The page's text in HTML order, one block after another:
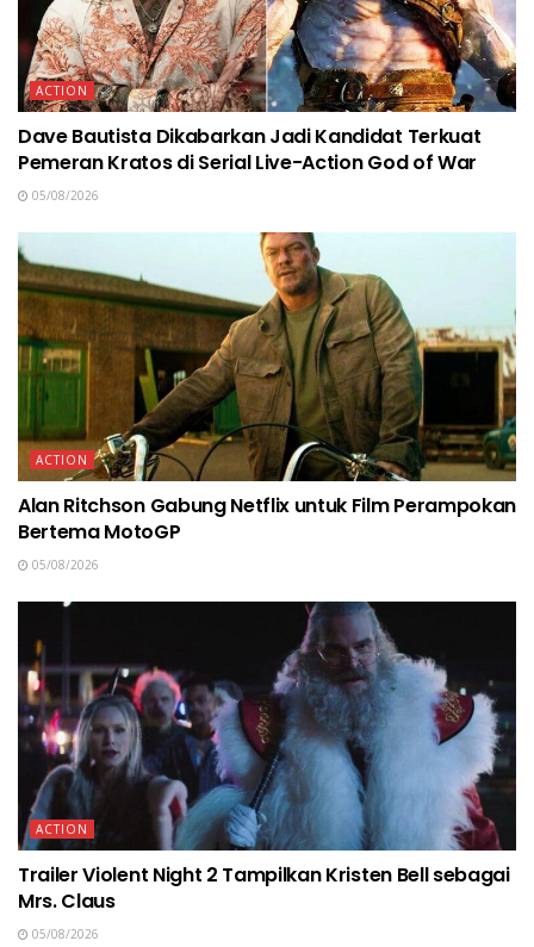
ACTION
Dave Bautista Dikabarkan Jadi Kandidat Terkuat
Pemeran Kratos di Serial Live-Action God of War
05/08/2026
ACTION
Alan Ritchson Gabung Netflix untuk Film Perampokan
Bertema MotoGP
05/08/2026
ACTION
Trailer Violent Night 2 Tampilkan Kristen Bell sebagai
Mrs. Claus
05/08/2026